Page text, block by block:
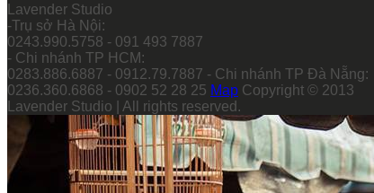
Lavender Studio
-Trụ sở Hà Nội:
0243.990.5758 - 091 493 7887
- Chi nhánh TP HCM:
0283.886.6887 - 0912.79.7887 - Chi nhánh TP Đà Nẵng:
0236.360.6868 - 0902 52 28 25 Map Copyright © 2013
Lavender Studio | All rights reserved.